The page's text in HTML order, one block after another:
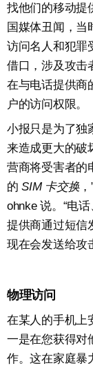
找他们的移动提
国媒体丑闻，当
访问名人和犯罪
借口，涉及攻击
在与电话提供商
户的访问权限。
小报只是为了独
来造成更大的破
营商将受害者的
的SIM 卡交换
ohnke 说。“电
提供商通过短信
现在会发送给攻
物理访问
在某人的手机上
一是在您获得对
作。这在家庭暴